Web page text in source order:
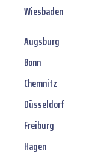
Wiesbaden
Augsburg
Bonn
Chemnitz
Düsseldorf
Freiburg
Hagen